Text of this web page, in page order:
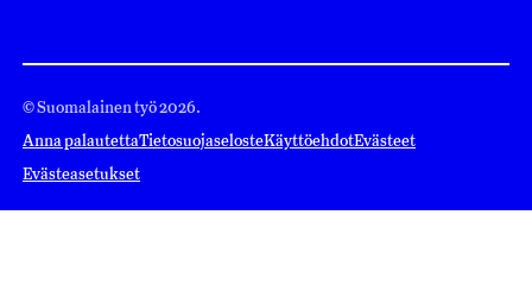
© Suomalainen työ 2026.
Anna palautettaTietosuojaselosteKäyttöehdotEvästeet
Evästeasetukset